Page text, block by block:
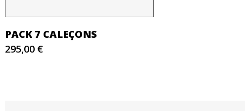
PACK 7 CALEÇONS
295,00 €